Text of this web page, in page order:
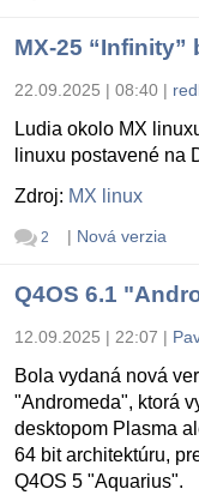
MX-25 “Infinity”
22.09.2025 | 08:40 |
Ludia okolo MX
linuxu postavené na
Zdroj: MX linux
2 | Nová verzia
Q4OS 6.1
12.09.2025 | 22:07 |
Bola vydaná nová
"Andromeda", ktorá
desktopom Plasma
64 bit architektúru,
Q4OS 5 "Aquarius".